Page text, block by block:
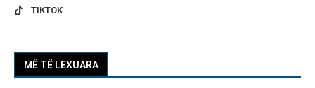
TIKTOK
MË TË LEXUARA